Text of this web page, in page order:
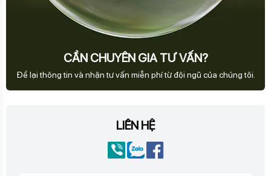
CẦN CHUYÊN GIA TƯ VẤN?
Để lại thông tin và nhận tư vấn miễn phí từ đội ngũ của chúng tôi.
LIÊN HỆ